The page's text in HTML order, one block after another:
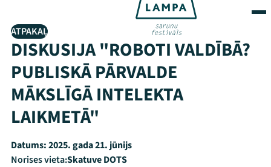
ATPAKAĻ
DISKUSIJA "ROBOTI VALDĪBĀ?
PUBLISKĀ PĀRVALDE
MĀKSLĪGĀ INTELEKTA
LAIKMETĀ"
Datums:2025. gada 21. jūnijs
Norises vieta:Skatuve DOTS